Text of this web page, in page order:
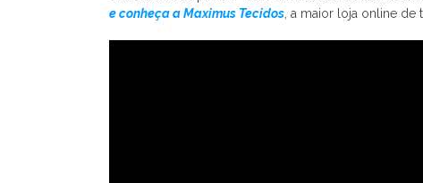
e conheça a Maximus Tecidos , a maior loja online